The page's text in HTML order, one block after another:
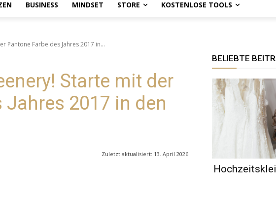
BUSINESS MINDSET STORE KOSTENLOSE TOOLS
Pantone Farbe des Jahres 2017 in...
Starte mit der
Jahres 2017 in den
Zuletzt aktualisiert: 13. April 2026
BELIEBTE